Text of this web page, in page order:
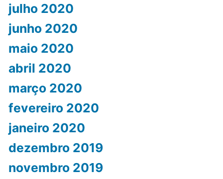
julho 2020
junho 2020
maio 2020
abril 2020
março 2020
fevereiro 2020
janeiro 2020
dezembro 2019
novembro 2019